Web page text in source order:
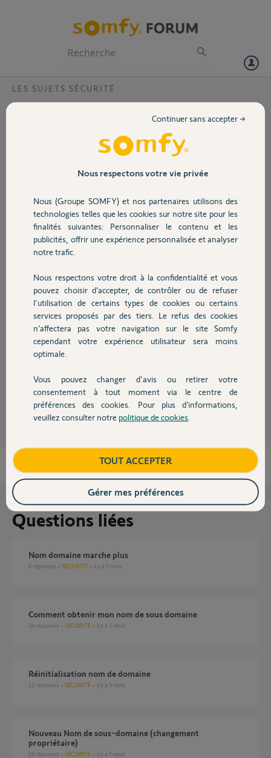
Volet
Sécurité
Domotique
Chauffage
Autres produits
Devis avec un pro
Contact
LES SUJETS SÉCURITÉ
oublier nom de sous domaine ?
j'ai perdu le nom de sous domaine et n'ai plus accés a mon alarme. le
numero est 527969 , merci de votre aide
JACK L.
il y a environ 3 ans
Participer au fil de discussion
Réponses
Bonjour Jack,
Il n'y a pas de compte à distance créé donc pas de nom de sous domaine.
Nous vous invitons à faire la création de votre compte.
Gaëlle B. il y a environ 3 ans
Questions liées
Nom domaine marche plus
6 réponses SÉCURITÉ il y a 5 mois
Comment obtenir mon nom de sous domaine
34 réponses SÉCURITÉ il y a 3 mois
réinitialisation nom de domaine
12 réponses SÉCURITÉ il y a 5 mois
Nouveau Nom de sous-domaine (changement
propriétaire)
18 réponses SÉCURITÉ il y a 7 mois
Nous respectons votre vie privée
Nous (Groupe SOMFY) et nos partenaires utilisons des
technologies telles que les cookies sur notre site pour les
finalités suivantes: Personnaliser le contenu et les
publicités, offrir une expérience personnalisée et analyser
notre trafic.
Nous respectons votre droit à la confidentialité et vous
pouvez choisir d’accepter, de contrôler ou de refuser
l'utilisation de certains types de cookies ou certains
services proposés par des tiers. Le refus des cookies
n’affectera pas votre navigation sur le site Somfy
cependant votre expérience utilisateur sera moins
optimale.
Vous pouvez changer d'avis ou retirer votre
consentement à tout moment via le centre de
préférences des cookies. Pour plus d’informations,
veuillez consulter notre politique de cookies
Continuer sans accepter →
TOUT ACCEPTER
Gérer mes préférences